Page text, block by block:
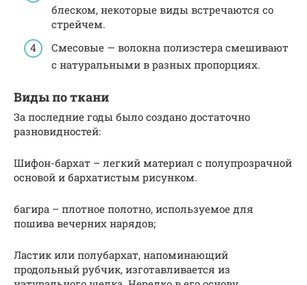
блеском, некоторые виды встречаются со
стрейчем.
Смесовые — волокна полиэстера смешивают
с натуральными в разных пропорциях.
Виды по ткани
За последние годы было создано достаточно
разновидностей:
Шифон-бархат – легкий материал с полупрозрачной
основой и бархатистым рисунком.
багира – плотное полотно, используемое для
пошива вечерних нарядов;
Ластик или полубархат, напоминающий
продольный рубчик, изготавливается из